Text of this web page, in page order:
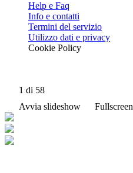
Help e Faq
Info e contatti
Termini del servizio
Utilizzo dati e privacy
Cookie Policy
1 di 58
Avvia slideshow
Fullscreen